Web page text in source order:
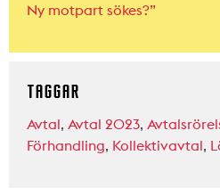
Ny motpart sökes?”
TAGGAR
Avtal, Avtal 2023,
Förhandling, Kollektivavtal,